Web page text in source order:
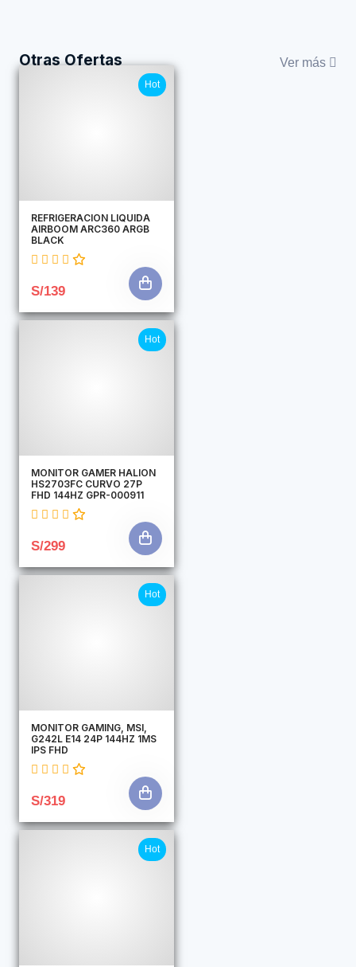
Otras Ofertas Ver más
Hot
REFRIGERACION LIQUIDA
AIRBOOM ARC360 ARGB
BLACK
S/139
Hot
MONITOR GAMER HALION
HS2703FC CURVO 27P
FHD 144HZ GPR-000911
S/299
Hot
MONITOR GAMING, MSI,
G242L E14 24P 144HZ 1MS
IPS FHD
S/319
Hot